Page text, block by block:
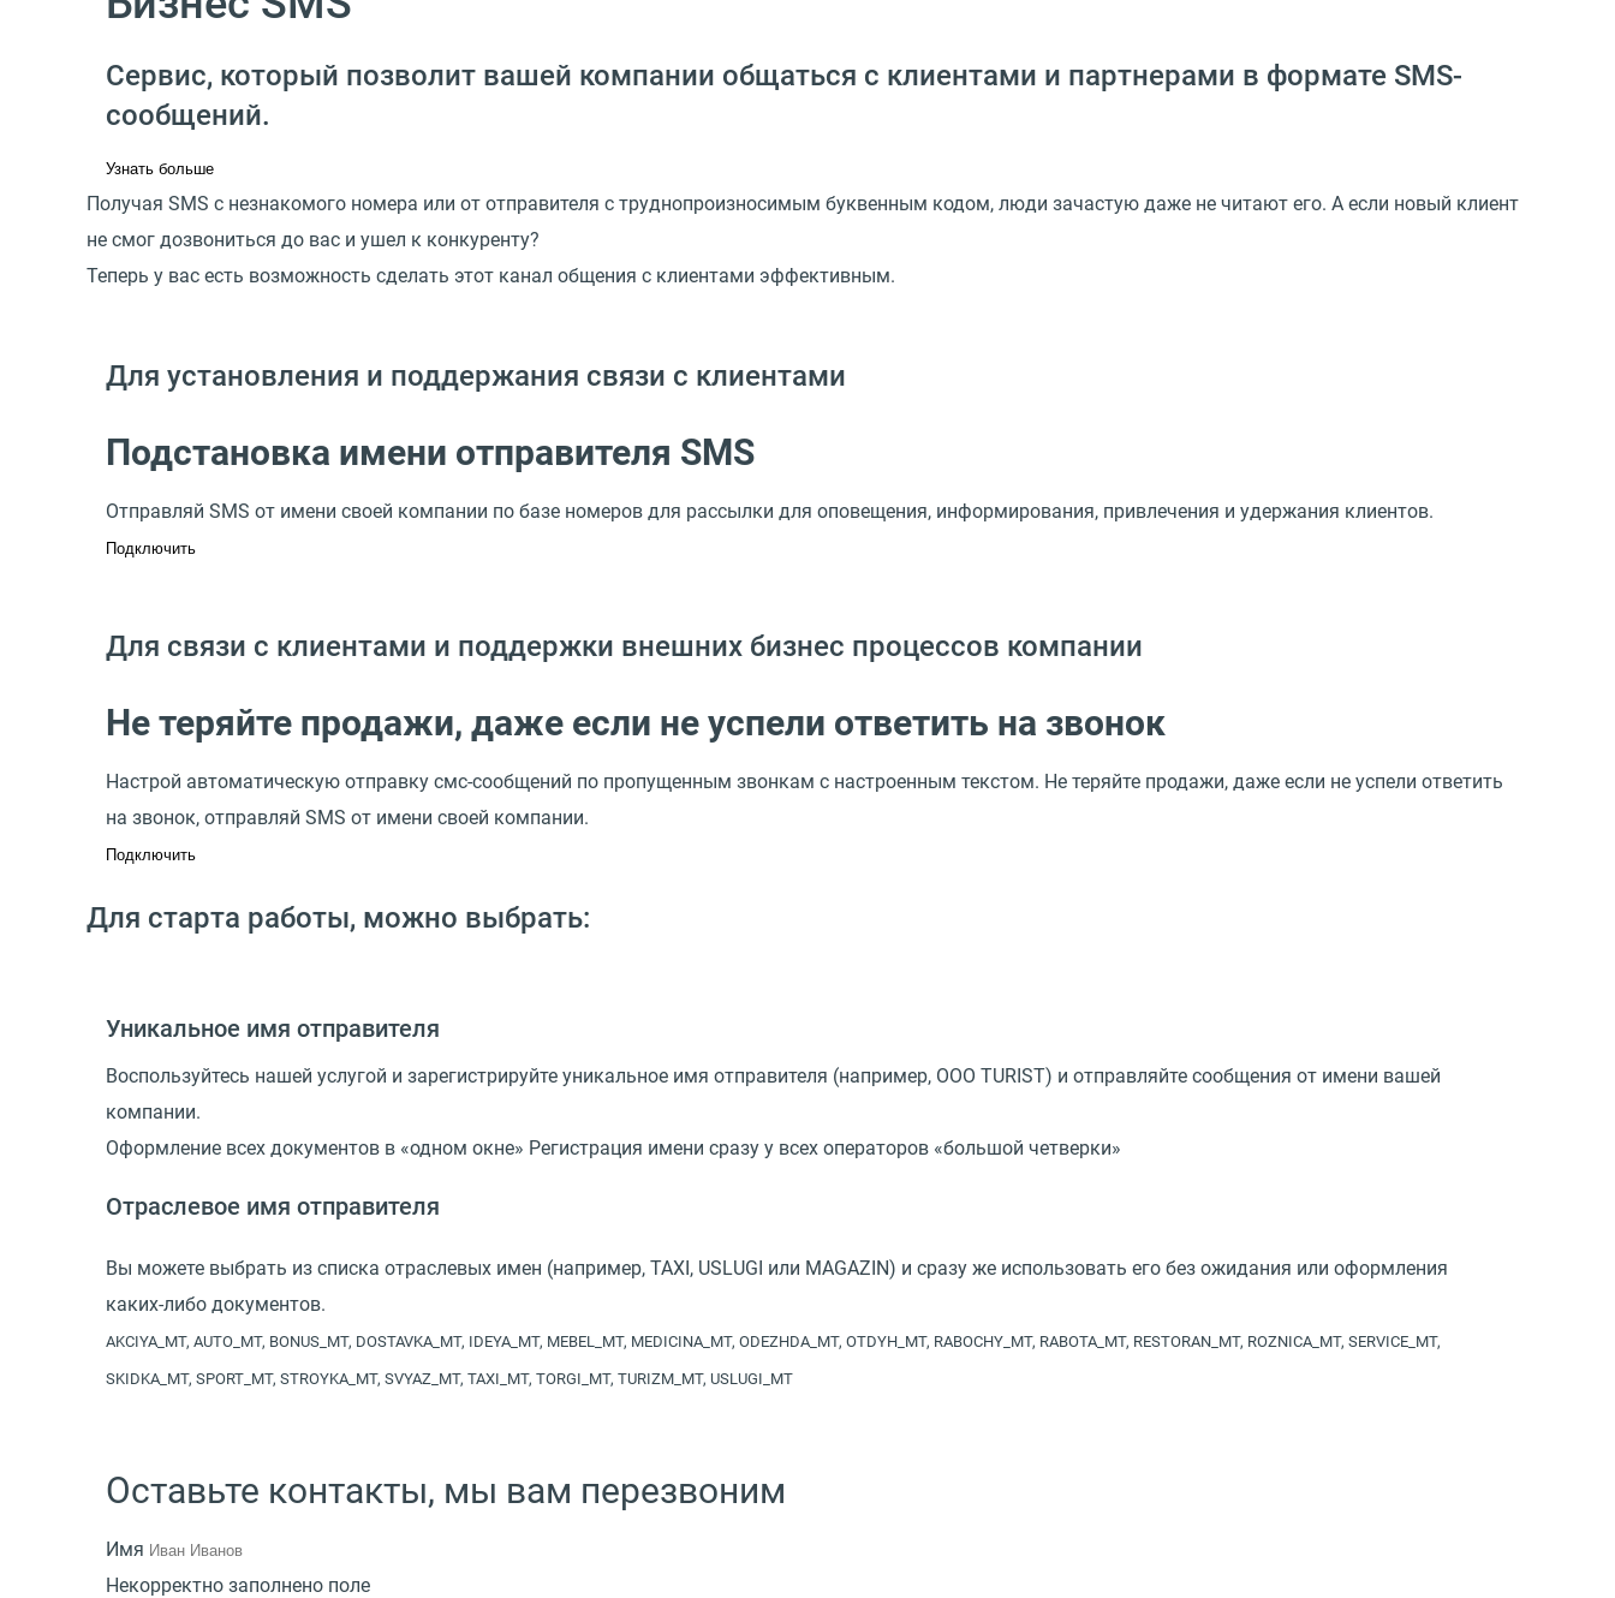
Сервис, который позволит вашей компании общаться с клиентами и партнерами в формате SMS-
сообщений.
Узнать больше
Получая SMS с незнакомого номера или от отправителя с труднопроизносимым буквенным кодом, люди зачастую даже не читают его. А если новый клиент
не смог дозвониться до вас и ушел к конкуренту?
Теперь у вас есть возможность сделать этот канал общения с клиентами эффективным.
Для установления и поддержания связи с клиентами
Подстановка имени отправителя SMS
Отправляй SMS от имени своей компании по базе номеров для рассылки для оповещения, информирования, привлечения и удержания клиентов.
Подключить
Для связи с клиентами и поддержки внешних бизнес процессов компании
Не теряйте продажи, даже если не успели ответить на звонок
Настрой автоматическую отправку смс-сообщений по пропущенным звонкам с настроенным текстом. Не теряйте продажи, даже если не успели ответить
на звонок, отправляй SMS от имени своей компании.
Подключить
Для старта работы, можно выбрать:
Уникальное имя отправителя
Воспользуйтесь нашей услугой и зарегистрируйте уникальное имя отправителя (например, OOO TURIST) и отправляйте сообщения от имени вашей
компании.
Оформление всех документов в «одном окне» Регистрация имени сразу у всех операторов «большой четверки»
Отраслевое имя отправителя
Вы можете выбрать из списка отраслевых имен (например, TAXI, USLUGI или MAGAZIN) и сразу же использовать его без ожидания или оформления
каких-либо документов.
AKCIYA_MT, AUTO_MT, BONUS_MT, DOSTAVKA_MT, IDEYA_MT, MEBEL_MT, MEDICINA_MT, ODEZHDA_MT, OTDYH_MT, RABOCHY_MT, RABOTA_MT, RESTORAN_MT, ROZNICA_MT, SERVICE_MT,
SKIDKA_MT, SPORT_MT, STROYKA_MT, SVYAZ_MT, TAXI_MT, TORGI_MT, TURIZM_MT, USLUGI_MT
Оставьте контакты, мы вам перезвоним
Имя
Некорректно заполнено поле